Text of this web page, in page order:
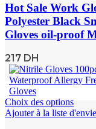
Hot Sale Work
Polyester Black
Gloves oil-proof
217 DH
Choix des options
Ajouter à la liste